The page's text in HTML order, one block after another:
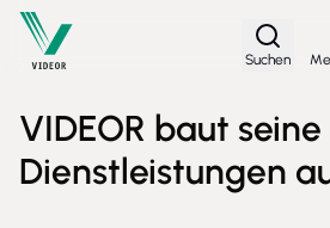
Direkt zum Inhalt
Suchen
VIDEOR baut seine
Dienstleistungen